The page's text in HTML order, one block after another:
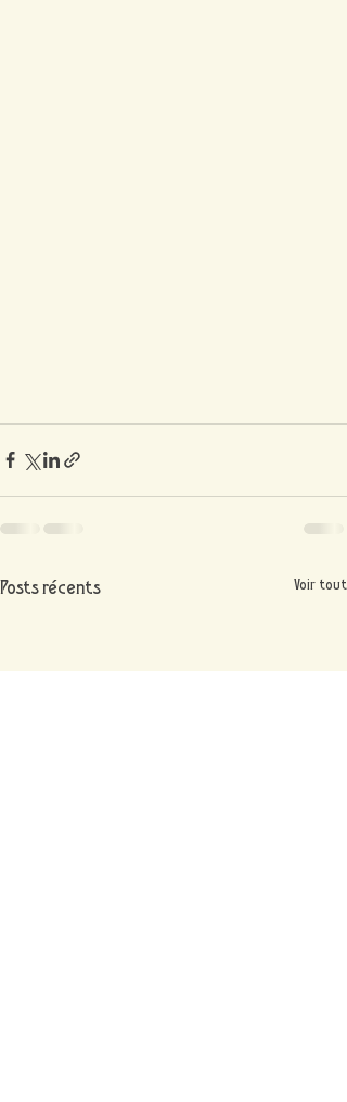
Posts récents Voir tout